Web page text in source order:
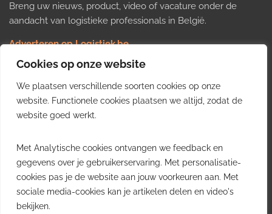
Cookies op onze website
We plaatsen verschillende soorten cookies op onze
website. Functionele cookies plaatsen we altijd, zodat de
website goed werkt.
Met Analytische cookies ontvangen we feedback en
gegevens over je gebruikerservaring. Met personalisatie-
cookies pas je de website aan jouw voorkeuren aan. Met
sociale media-cookies kan je artikelen delen en video's
bekijken.
Breng uw nieuws, product, video of vacature onder de
aandacht van logistieke professionals in België.
Adverteren op Logistiek.be
Nieuws insturen
Uw video op Logistiek.TV
Job plaatsen
Gratis wekelijkse update
inzichten uit de Belgische logistieke sector in uw inbox.
Ontvang je gratis
wekelijkse update